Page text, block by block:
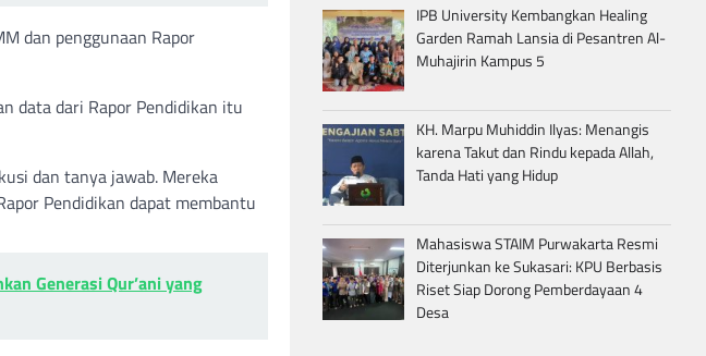
dan penggunaan Rapor
data dari Rapor Pendidikan itu
dan tanya jawab. Mereka
Pendidikan dapat membantu
Generasi Qur’ani yang
IPB University Kembangkan Healing
Garden Ramah Lansia di Pesantren Al-
Muhajirin Kampus 5
KH. Marpu Muhiddin Ilyas: Menangis
karena Takut dan Rindu kepada Allah,
Tanda Hati yang Hidup
Mahasiswa STAIM Purwakarta Resmi
Diterjunkan ke Sukasari: KPU Berbasis
Riset Siap Dorong Pemberdayaan 4
Desa